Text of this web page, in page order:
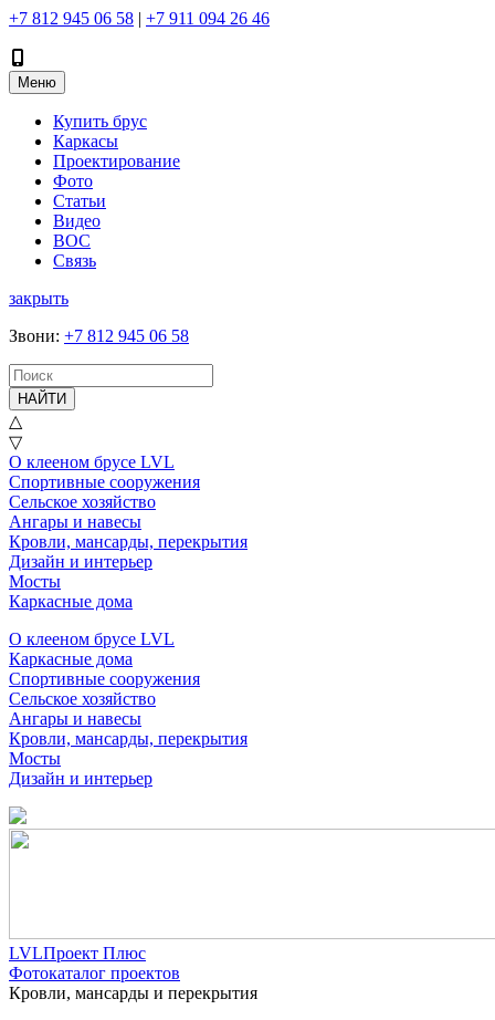
+7 812 945 06 58 | +7 911 094 26 46
Меню
Купить брус
Каркасы
Проектирование
Фото
Статьи
Видео
ВОС
Связь
закрыть
Звони: +7 812 945 06 58
НАЙТИ
△
▽
О клееном брусе LVL
Спортивные сооружения
Сельское хозяйство
Ангары и навесы
Кровли, мансарды, перекрытия
Дизайн и интерьер
Мосты
Каркасные дома
О клееном брусе LVL
Каркасные дома
Спортивные сооружения
Сельское хозяйство
Ангары и навесы
Кровли, мансарды, перекрытия
Мосты
Дизайн и интерьер
LVLПроект Плюс
Фотокаталог проектов
Кровли, мансарды и перекрытия